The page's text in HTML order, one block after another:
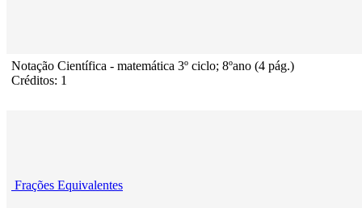
Notação Científica - matemática 3º ciclo; 8ºano (4 pág.)
Créditos: 1
Frações Equivalentes